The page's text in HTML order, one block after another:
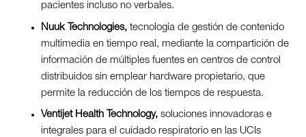
pacientes incluso no verbales.
Nuuk Technologies, tecnología de gestión de contenido
multimedia en tiempo real, mediante la compartición de
información de múltiples fuentes en centros de control
distribuidos sin emplear hardware propietario, que
permite la reducción de los tiempos de respuesta.
Ventijet Health Technology, soluciones innovadoras e
integrales para el cuidado respiratorio en las UCIs